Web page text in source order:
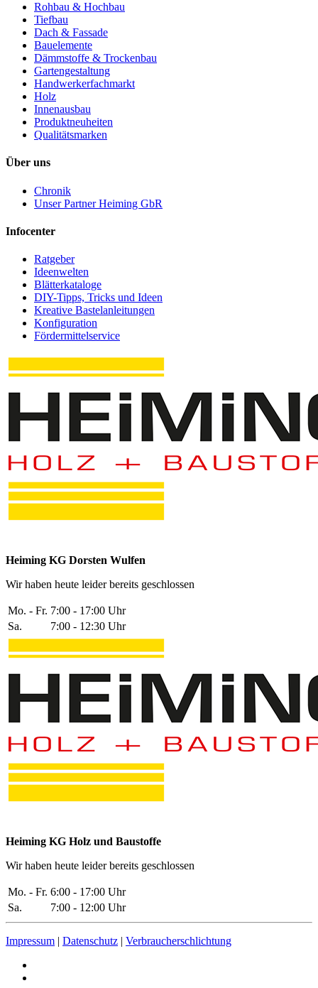
Rohbau & Hochbau
Tiefbau
Dach & Fassade
Bauelemente
Dämmstoffe & Trockenbau
Gartengestaltung
Handwerkerfachmarkt
Holz
Innenausbau
Produktneuheiten
Qualitätsmarken
Über uns
Chronik
Unser Partner Heiming GbR
Infocenter
Ratgeber
Ideenwelten
Blätterkataloge
DIY-Tipps, Tricks und Ideen
Kreative Bastelanleitungen
Konfiguration
Fördermittelservice
Heiming KG Dorsten Wulfen
Wir haben heute leider bereits geschlossen
Mo. - Fr. 7:00 - 17:00 Uhr
Sa.
7:00 - 12:30 Uhr
Heiming KG Holz und Baustoffe
Wir haben heute leider bereits geschlossen
Mo. - Fr. 6:00 - 17:00 Uhr
Sa.
7:00 - 12:00 Uhr
Impressum | Datenschutz | Verbraucherschlichtung